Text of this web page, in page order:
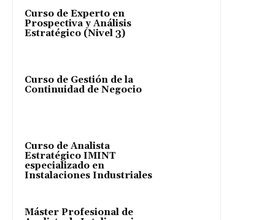
Curso de Experto en
Prospectiva y Análisis
Estratégico (Nivel 3)
Curso de Gestión de la
Continuidad de Negocio
Curso de Analista
Estratégico IMINT
especializado en
Instalaciones Industriales
Máster Profesional de